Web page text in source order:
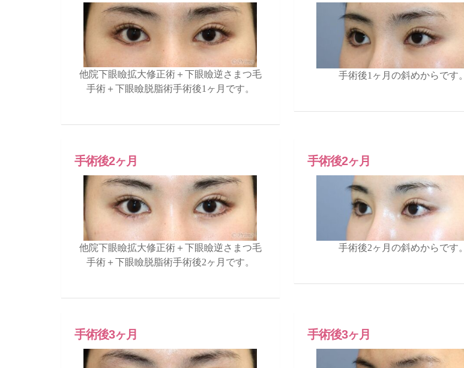
他院下眼瞼拡大修正術＋下眼瞼逆さまつ毛
手術＋下眼瞼脱脂術手術後1ヶ月です。
手術後1ヶ月の斜めからです。
手術後2ヶ月
他院下眼瞼拡大修正術＋下眼瞼逆さまつ毛
手術＋下眼瞼脱脂術手術後2ヶ月です。
手術後2ヶ月
手術後2ヶ月の斜めからです。
手術後3ヶ月 手術後3ヶ月